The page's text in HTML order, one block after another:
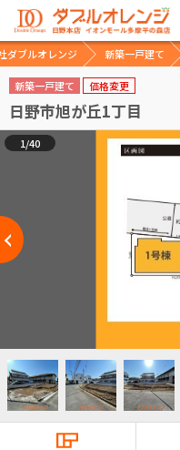
ダブルオレンジ 新築一戸建て
新築一戸建て 価格変更
日野市旭が丘1丁目
1/40